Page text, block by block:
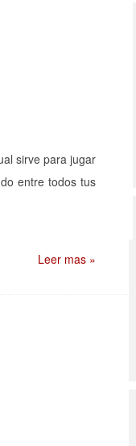
sirve para jugar
entre todos tus
Leer mas »